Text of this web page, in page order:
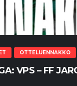
OTTELUENNAKKO
VPS – FF